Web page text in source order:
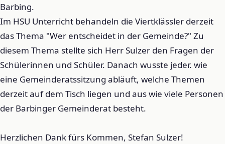
Barbing.
Im HSU Unterricht behandeln die Viertklässler derzeit
das Thema "Wer entscheidet in der Gemeinde?" Zu
diesem Thema stellte sich Herr Sulzer den Fragen der
Schülerinnen und Schüler. Danach wusste jeder. wie
eine Gemeinderatssitzung abläuft, welche Themen
derzeit auf dem Tisch liegen und aus wie viele Personen
der Barbinger Gemeinderat besteht.
Herzlichen Dank fürs Kommen, Stefan Sulzer!